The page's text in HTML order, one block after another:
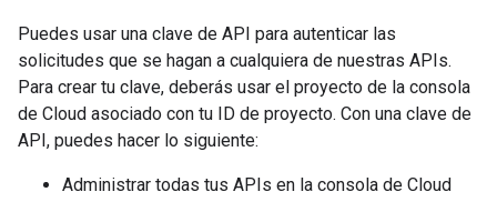
Puedes usar una clave de API para autenticar las
solicitudes que se hagan a cualquiera de nuestras APIs.
Para crear tu clave, deberás usar el proyecto de la consola
de Cloud asociado con tu ID de proyecto. Con una clave de
API, puedes hacer lo siguiente:
Administrar todas tus APIs en la consola de Cloud